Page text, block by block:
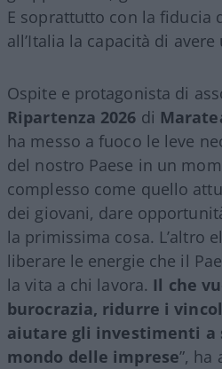
E soprattutto con la fiducia
all’Italia la capacità di
Ospite e protagonista di
Ripartenza 2026 di
ha messo a fuoco le leve
del nostro Paese in un
complesso come quello
dei giovani, dare
la primissima cosa. L’altro
liberare le energie che il
la vita a chi lavora. Il che
burocrazia, ridurre i
aiutare gli investimenti a
mondo delle imprese”, ha